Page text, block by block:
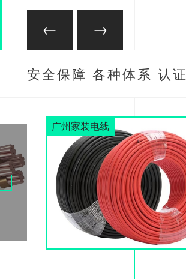
安全保障 各种体系 认证
广州家装电线